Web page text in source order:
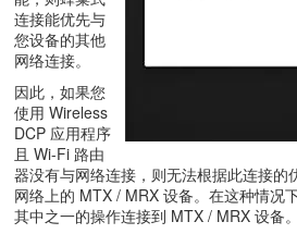
连接能优先与
您设备的其他
网络连接。
因此，如果您
使用 Wireless
DCP 应用程序
且 Wi-Fi 路由
器没有与网络连接，则无法根据此连接的
网络上的 MTX / MRX 设备。在这种情况
其中之一的操作连接到 MTX / MRX 设备。